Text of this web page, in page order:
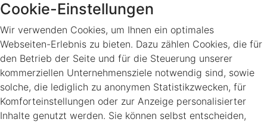
Cookie-Einstellungen
Wir verwenden Cookies, um Ihnen ein optimales
Webseiten-Erlebnis zu bieten. Dazu zählen Cookies, die für
den Betrieb der Seite und für die Steuerung unserer
kommerziellen Unternehmensziele notwendig sind, sowie
solche, die lediglich zu anonymen Statistikzwecken, für
Komforteinstellungen oder zur Anzeige personalisierter
Inhalte genutzt werden. Sie können selbst entscheiden,